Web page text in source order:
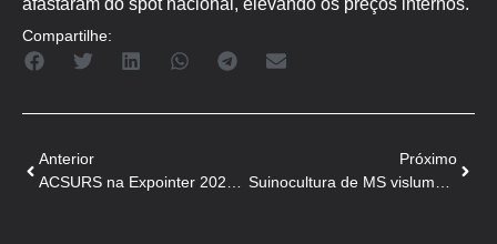
afastaram do spot nacional, elevando os preços internos.
Compartilhe:
Anterior
ACSURS na Expointer 2022 com o Restaurante do Porco!
Próximo
Suinocultura de MS vislumbra cenário otimista para preços